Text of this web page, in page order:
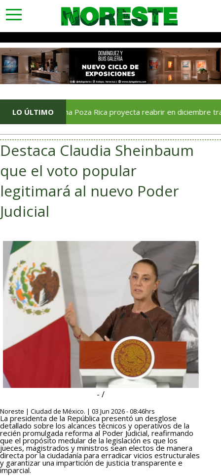
toggle
navigation
LO ÚLTIMO
Soriana Poza Rica proyecta reabrir en diciembre tras
Destaca Claudia Sheinbaum
que el voto popular
legitimará al nuevo Poder
Judicial
- /
Noreste | Ciudad de México. | 03 Jun 2026 - 08:46hrs
La presidenta de la República presentó un desglose
detallado sobre los alcances técnicos y operativos de la
recién promulgada reforma al Poder Judicial, reafirmando
que el propósito medular de la legislación es que los
jueces, magistrados y ministros sean electos de manera
directa por la ciudadanía para erradicar vicios estructurales
y garantizar una impartición de justicia transparente e
imparcial.